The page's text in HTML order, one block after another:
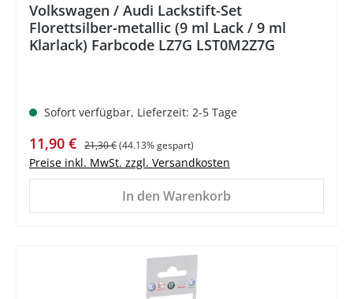
Volkswagen / Audi Lackstift-Set
Florettsilber-metallic (9 ml Lack / 9 ml
Klarlack) Farbcode LZ7G LST0M2Z7G
Sofort verfügbar, Lieferzeit: 2-5 Tage
Verkaufspreis:
11,90 € Regulärer Preis:
21,30 €(44.13% gespart)
Preise inkl. MwSt. zzgl. Versandkosten
In den Warenkorb